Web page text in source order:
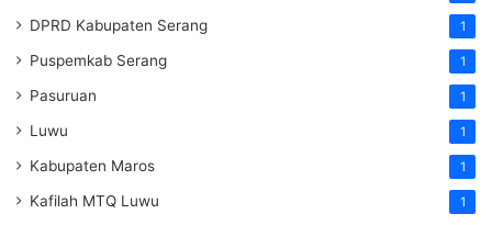
DPRD Kabupaten Serang 1
Puspemkab Serang 1
Pasuruan 1
Luwu 1
Kabupaten Maros 1
Kafilah MTQ Luwu 1